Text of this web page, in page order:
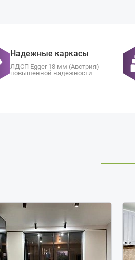
Надежные каркасы
ЛДСП Egger 18 мм (Австрия)
повышенной надежности